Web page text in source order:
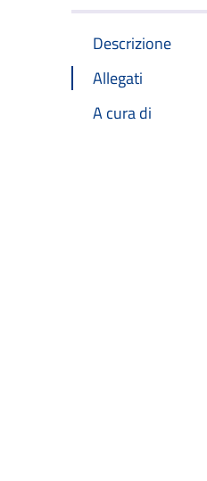
Descrizione
Allegati
A cura di